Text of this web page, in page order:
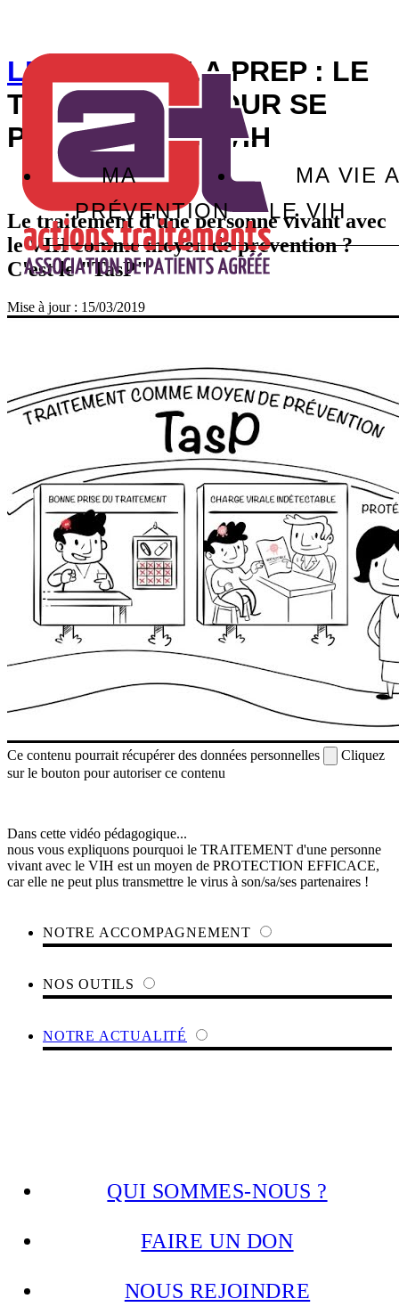
MA
PRÉVENTION
MA VIE
LE VIH
LES VIDÉOS
LA PREP : LE
TRAITEMENT POUR SE
PROTÉGER DU VIH
Le traitement d'une personne vivant avec
le VIH comme moyen de prévention ?
C'est le "TasP"
Mise à jour : 15/03/2019
Ce contenu pourrait récupérer des données personnelles
Cliquez
sur le bouton pour autoriser ce contenu
Dans cette vidéo pédagogique...
nous vous expliquons pourquoi le TRAITEMENT d'une personne
vivant avec le VIH est un moyen de PROTECTION EFFICACE,
car elle ne peut plus transmettre le virus à son/sa/ses partenaires !
NOTRE ACCOMPAGNEMENT
NOS OUTILS
NOTRE ACTUALITÉ
QUI SOMMES-NOUS ?
FAIRE UN DON
NOUS REJOINDRE